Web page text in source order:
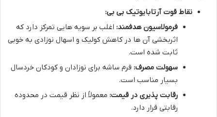
نقاط قوت آرتابایوتیک بی بی:
فرمولاسیون هدفمند: اغلب بر سویه هایی تمرکز دارد که
اثربخشی آن ها در کاهش کولیک و اسهال نوزادی به خوبی
ثابت شده است.
سهولت مصرف: فرم ساشه برای نوزادان و کودکان خردسال
بسیار مناسب است.
رقابت پذیری در قیمت: معمولاً از نظر قیمت در محدوده
رقابتی قرار دارد.